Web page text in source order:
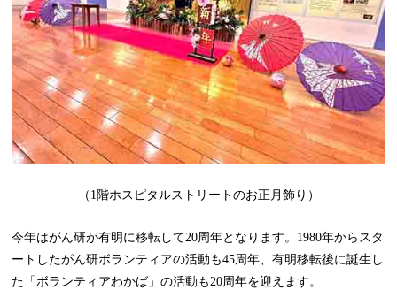
（1階ホスピタルストリートのお正月飾り）
今年はがん研が有明に移転して20周年となります。1980年からスタ
ートしたがん研ボランティアの活動も45周年、有明移転後に誕生し
た「ボランティアわかば」の活動も20周年を迎えます。